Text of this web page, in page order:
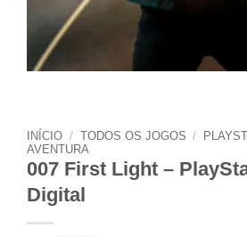
INÍCIO / TODOS OS JOGOS /
AVENTURA
007 First Light –
Digital